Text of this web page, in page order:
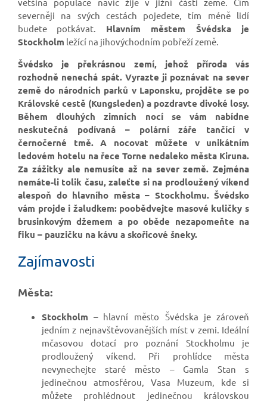
severněji na svých cestách pojedete, tím méně lidí
budete potkávat. Hlavním městem Švédska je
Stockholm ležící na jihovýchodním pobřeží země.
Švédsko je překrásnou zemí, jehož příroda vás
rozhodně nenechá spát. Vyrazte ji poznávat na sever
země do národních parků v Laponsku, projděte se po
Královské cestě (Kungsleden) a pozdravte divoké losy.
Během dlouhých zimních nocí se vám nabídne
neskutečná podívaná – polární záře tančící v
černočerné tmě. A nocovat můžete v unikátním
ledovém hotelu na řece Torne nedaleko města Kiruna.
Za zážitky ale nemusíte až na sever země. Zejména
nemáte-li tolik času, zaleťte si na prodloužený víkend
alespoň do hlavního města – Stockholmu. Švédsko
vám projde i žaludkem: poobědvejte masové kuličky s
brusinkovým džemem a po oběde nezapomeňte na
fiku – pauzičku na kávu a skořicové šneky.
Zajímavosti
Města:
Stockholm – hlavní město Švédska je zároveň
jedním z nejnavštěvovanějších míst v zemi. Ideální
mčasovou dotací pro poznání Stockholmu je
prodloužený víkend. Při prohlídce města
nevynechejte staré město – Gamla Stan s
jedinečnou atmosférou, Vasa Muzeum, kde si
můžete prohlédnout jedinečnou královskou